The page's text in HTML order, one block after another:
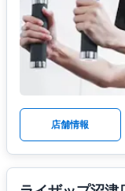
店舗情報